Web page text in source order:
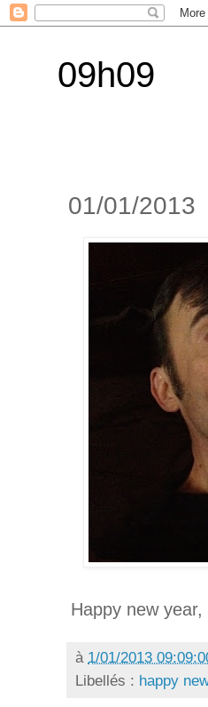
09h09
01/01/2013
Happy new
à 1/01/2013
Libellés : happy